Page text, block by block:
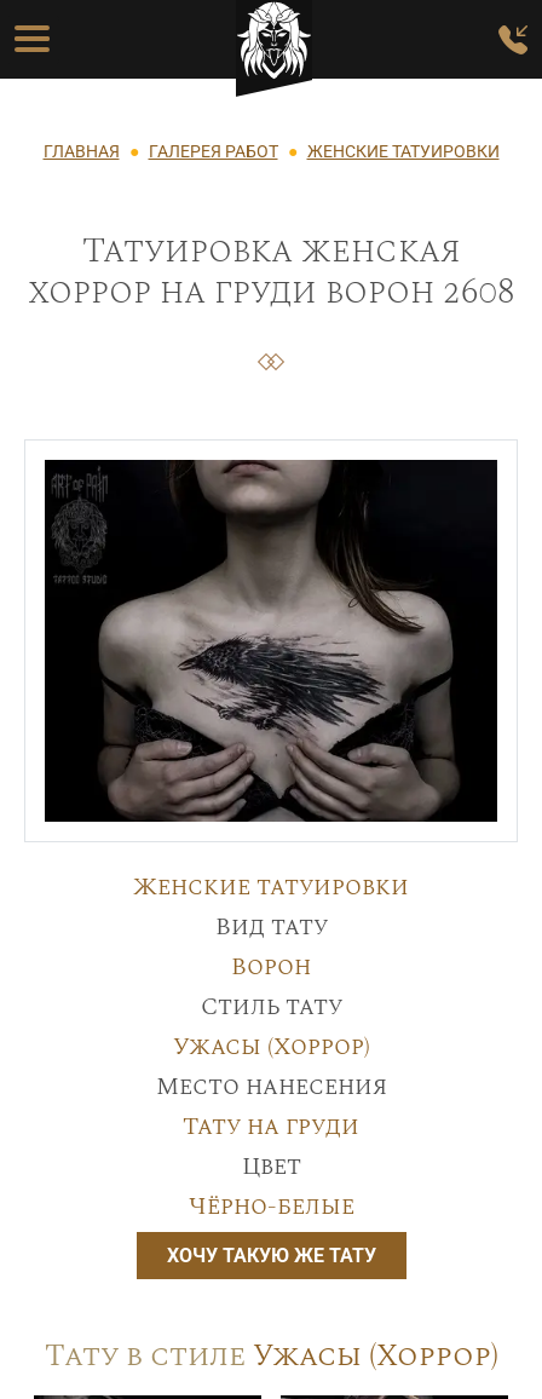
Перейти к основному содержанию
Основная навигация
Строка навигации
ГЛАВНАЯ ГАЛЕРЕЯ РАБОТ ЖЕНСКИЕ ТАТУИРОВКИ
Татуировка женская
хоррор на груди ворон 2608
Женские татуировки
Вид тату
Ворон
Стиль тату
Ужасы (Хоррор)
Место нанесения
Тату на груди
Цвет
Чёрно-белые
ХОЧУ ТАКУЮ ЖЕ ТАТУ
Тату в стиле Ужасы (Хоррор)